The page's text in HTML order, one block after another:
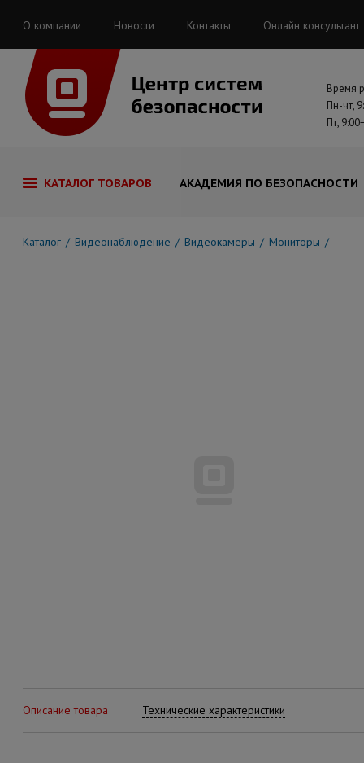
О компании Новости Контакты Онлайн консультант
Время
Пн-чт,
Пт,
КАТАЛОГ ТОВАРОВ АКАДЕМИЯ ПО БЕЗОПАСНОСТИ
Каталог Видеонаблюдение Видеокамеры Мониторы
Описание товара Технические характеристики